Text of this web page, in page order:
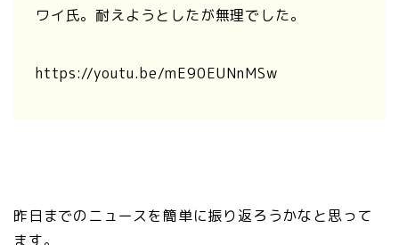
ワイ氏。耐えようとしたが無理でした。
https://youtu.be/mE90EUNnMSw
昨日までのニュースを簡単に振り返ろうかなと思って
ます。